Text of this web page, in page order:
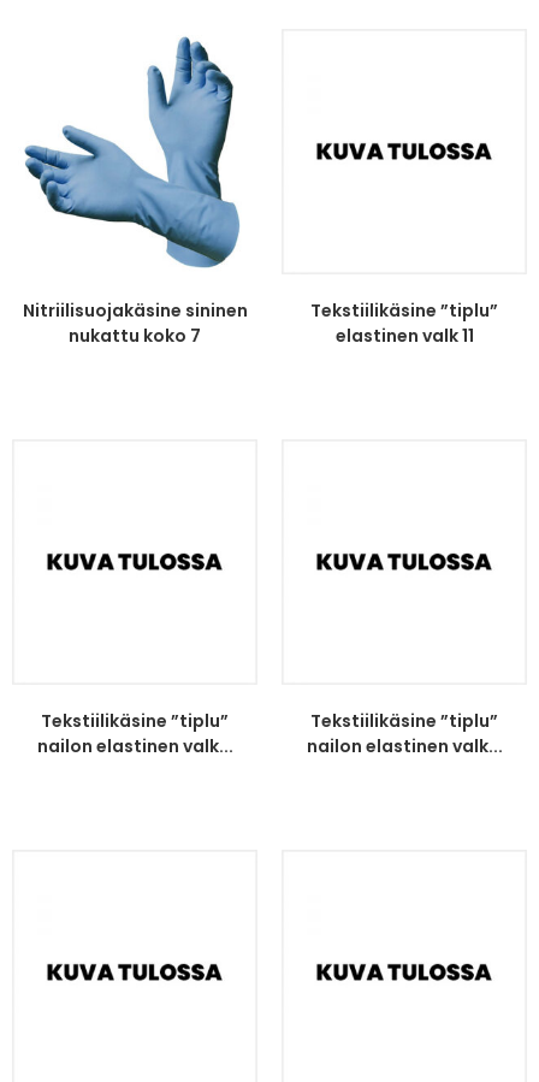
Nitriilisuojakäsine sininen
nukattu koko 7
Tekstiilikäsine ”tiplu”
elastinen valk 11
Tekstiilikäsine ”tiplu”
nailon elastinen valk...
Tekstiilikäsine ”tiplu”
nailon elastinen valk...